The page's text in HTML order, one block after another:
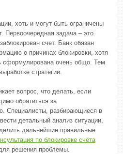
хоть и могут быть ограничены
Первоочередная задача – это
счет. Банк обязан
о причинах блокировки, хотя
сформулирована очень общо. Тем
стратегии.
вопрос, что делать, если
обратиться за
Специалисты, разбирающиеся в
детальный анализ ситуации,
дальнейшие правильные
по блокировке счёта
решения проблемы.